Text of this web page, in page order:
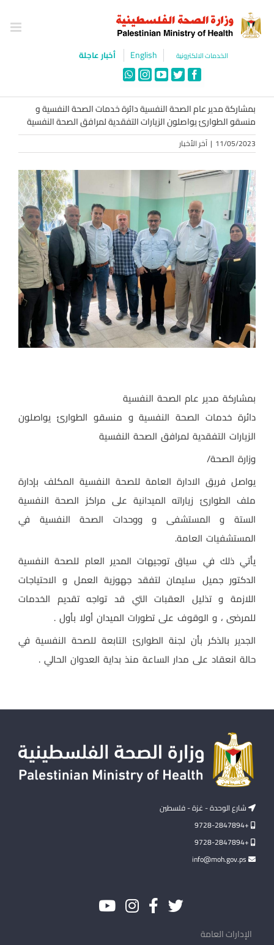
content
الخدمات الالكترونية English أخبار عاجلة
Facebook
Twitter
YouTube
Instagram
WhatsApp
بمشاركة مدير عام الصحة النفسية دائرة خدمات الصحة النفسية و
منسقو الطوارئ يواصلون الزيارات التفقدية لمرافق الصحة النفسية
11/05/2023
| آخر الأخبار
بمشاركة مدير عام الصحة النفسية
دائرة خدمات الصحة النفسية و منسقو الطوارئ يواصلون
الزيارات التفقدية لمرافق الصحة النفسية
وزارة الصحة/
يواصل فريق الادارة العامة للصحة النفسية المكلف بإدارة
ملف الطوارئ زياراته الميدانية على مراكز الصحة النفسية
الستة و المستشفى و ووحدات الصحة النفسية في
المستشفيات العامة.
يأتي ذلك في سياق توجيهات المدير العام للصحة النفسية
الدكتور جميل سليمان لتفقد جهوزية العمل و الاحتياجات
اللازمة و تذليل العقبات التي قد تواجه تقديم الخدمات
للمرضى ، و الوقوف على تطورات الميدان أولا بأول .
الجدير بالذكر بأن لجنة الطوارئ التابعة للصحة النفسية في
حالة انعقاد على مدار الساعة منذ بداية العدوان الحالي .
شارع الوحدة - غزة - فلسطين
+9728-2847894
+9728-2847894
الإدارات العامة